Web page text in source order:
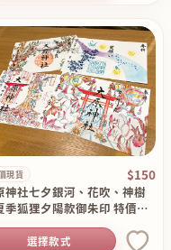
現貨 $150
神社七夕銀河、花吹、神樹
季狐狸夕陽款御朱印 特價現
價250
選擇款式